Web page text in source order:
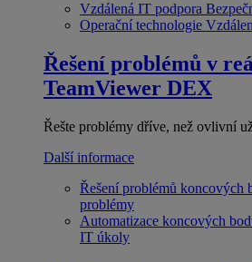
Vzdálená IT podpora
Operační technologie
Řešení problémů v
TeamViewer DEX
Řešte problémy dříve, než ovlivní
Další informace
Řešení problémů koncových
problémy
Automatizace koncových
IT úkoly